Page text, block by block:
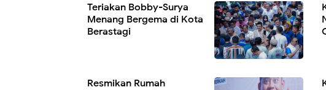
Teriakan Bobby-Surya
Menang Bergema di Kota
Berastagi
Resmikan Rumah